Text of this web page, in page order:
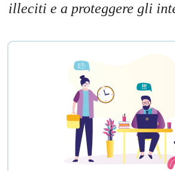
illeciti e a proteggere gli